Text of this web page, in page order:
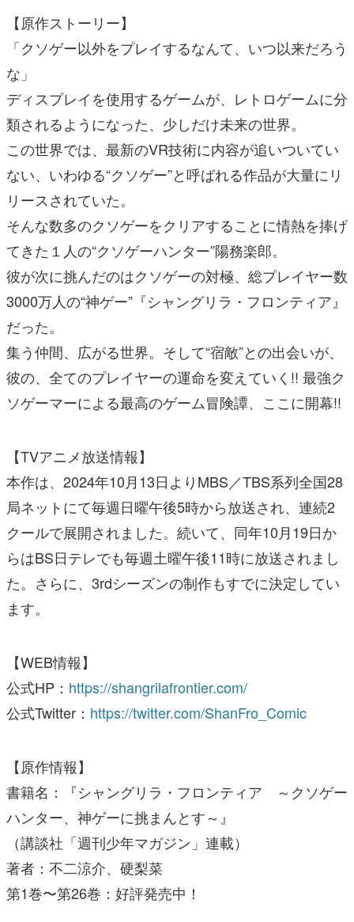
【原作ストーリー】
「クソゲー以外をプレイするなんて、いつ以来だろう
な」
ディスプレイを使用するゲームが、レトロゲームに分
類されるようになった、少しだけ未来の世界。
この世界では、最新のVR技術に内容が追いついてい
ない、いわゆる“クソゲー”と呼ばれる作品が大量にリ
リースされていた。
そんな数多のクソゲーをクリアすることに情熱を捧げ
てきた１人の“クソゲーハンター”陽務楽郎。
彼が次に挑んだのはクソゲーの対極、総プレイヤー数
3000万人の“神ゲー”『シャングリラ・フロンティア』
だった。
集う仲間、広がる世界。そして“宿敵”との出会いが、
彼の、全てのプレイヤーの運命を変えていく!! 最強ク
ソゲーマーによる最高のゲーム冒険譚、ここに開幕!!
【TVアニメ放送情報】
本作は、2024年10月13日よりMBS／TBS系列全国28
局ネットにて毎週日曜午後5時から放送され、連続2
クールで展開されました。続いて、同年10月19日か
らはBS日テレでも毎週土曜午後11時に放送されまし
た。さらに、3rdシーズンの制作もすでに決定してい
ます。
【WEB情報】
公式HP： https://shangrilafrontier.com/
公式Twitter： https://twitter.com/ShanFro_Comic
【原作情報】
書籍名：『シャングリラ・フロンティア ～クソゲー
ハンター、神ゲーに挑まんとす～』
（講談社「週刊少年マガジン」連載）
著者：不二涼介、硬梨菜
第1巻〜第26巻：好評発売中！